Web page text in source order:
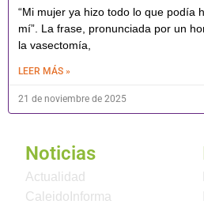
“Mi mujer ya hizo todo lo que podía
mí”. La frase, pronunciada por un
la vasectomía,
LEER MÁS »
21 de noviembre de 2025
Noticias
Actualidad
CaleidoInforma